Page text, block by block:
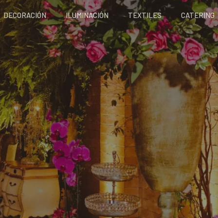
DECORACIÓN ILUMINACIÓN TEXTILES CATERING